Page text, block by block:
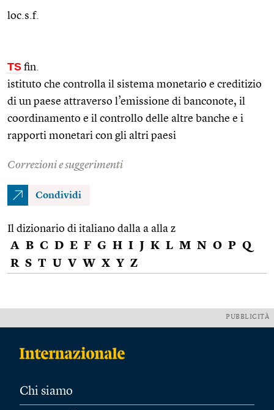
loc.s.f.
TS fin.
istituto che controlla il sistema monetario e creditizio
di un paese attraverso l’emissione di banconote, il
coordinamento e il controllo delle altre banche e i
rapporti monetari con gli altri paesi
Correzioni e suggerimenti
Condividi
Il dizionario di italiano dalla a alla z
A B C D E F G H I J K L M N O P Q
R S T U V W X Y Z
PUBBLICITÀ
Chi siamo